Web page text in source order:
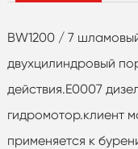
BW1200 / 7
двухцилиндровый
действия.E0007
гидромотор.клиент
применяется к